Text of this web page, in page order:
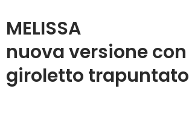
MELISSA
nuova versione con
giroletto trapuntato